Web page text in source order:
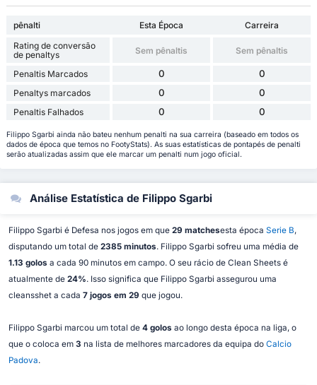
pênalti Esta Época
Carreira
Rating de conversão
de penaltys
Sem pênaltis Sem pênaltis
Penaltis Marcados 0 0
Penaltys marcados 0 0
Penaltis Falhados 0 0
Filippo Sgarbi ainda não bateu nenhum penalti na sua carreira (baseado em todos os
dados de época que temos no FootyStats). As suas estatísticas de pontapés de penalti
serão atualizadas assim que ele marcar um penalti num jogo oficial.
Análise Estatística de Filippo Sgarbi
Filippo Sgarbi é Defesa nos jogos em que 29 matchesesta época Serie B,
disputando um total de 2385 minutos. Filippo Sgarbi sofreu uma média de
1.13 golos a cada 90 minutos em campo. O seu rácio de Clean Sheets é
atualmente de 24%. Isso significa que Filippo Sgarbi assegurou uma
cleansshet a cada 7 jogos em 29 que jogou.
Filippo Sgarbi marcou um total de 4 golos ao longo desta época na liga, o
que o coloca em 3 na lista de melhores marcadores da equipa do Calcio
Padova.